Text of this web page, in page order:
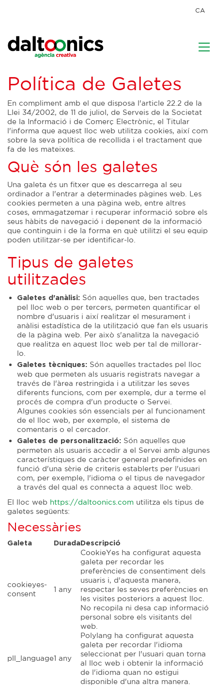
CA
Política de Galetes
En compliment amb el que disposa l'article 22.2 de la
Llei 34/2002, de 11 de juliol, de Serveis de la Societat
de la Informació i de Comerç Electrònic, el Titular
l'informa que aquest lloc web utilitza cookies, així com
sobre la seva política de recollida i el tractament que
fa de les mateixes.
Què són les galetes
Una galeta és un fitxer que es descarrega al seu
ordinador a l'entrar a determinades pàgines web. Les
cookies permeten a una pàgina web, entre altres
coses, emmagatzemar i recuperar informació sobre els
seus hàbits de navegació i depenent de la informació
que continguin i de la forma en què utilitzi el seu equip
poden utilitzar-se per identificar-lo.
Tipus de galetes
utilitzades
Galetes d'anàlisi: Són aquelles que, ben tractades
pel lloc web o per tercers, permeten quantificar el
nombre d'usuaris i així realitzar el mesurament i
anàlisi estadística de la utilització que fan els usuaris
de la pàgina web. Per això s'analitza la navegació
que realitza en aquest lloc web per tal de millorar-
lo.
Galetes tècniques: Són aquelles tractades pel lloc
web que permeten als usuaris registrats navegar a
través de l'àrea restringida i a utilitzar les seves
diferents funcions, com per exemple, dur a terme el
procés de compra d'un producte o Servei.
Algunes cookies són essencials per al funcionament
de el lloc web, per exemple, el sistema de
comentaris o el cercador.
Galetes de personalització: Són aquelles que
permeten als usuaris accedir a el Servei amb algunes
característiques de caràcter general predefinides en
funció d'una sèrie de criteris establerts per l'usuari
com, per exemple, l'idioma o el tipus de navegador
a través del qual es connecta a aquest lloc web.
El lloc web https://daltoonics.com utilitza els tipus de
galetes següents:
Necessàries
Galeta DuradaDescripció
cookieyes-
consent
1 any
CookieYes ha configurat aquesta
galeta per recordar les
preferències de consentiment dels
usuaris i, d'aquesta manera,
respectar les seves preferències en
les visites posteriors a aquest lloc.
No recopila ni desa cap informació
personal sobre els visitants del
web.
pll_language1 any
Polylang ha configurat aquesta
galeta per recordar l'idioma
seleccionat per l'usuari quan torna
al lloc web i obtenir la informació
de l'idioma quan no estigui
disponible d'una altra manera.